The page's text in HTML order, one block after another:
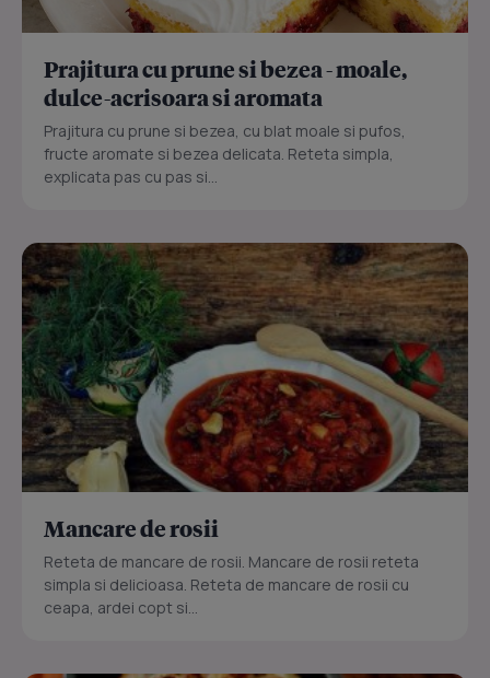
Prajitura cu prune si bezea - moale,
dulce-acrisoara si aromata
Prajitura cu prune si bezea, cu blat moale si pufos,
fructe aromate si bezea delicata. Reteta simpla,
explicata pas cu pas si...
Mancare de rosii
Reteta de mancare de rosii. Mancare de rosii reteta
simpla si delicioasa. Reteta de mancare de rosii cu
ceapa, ardei copt si...